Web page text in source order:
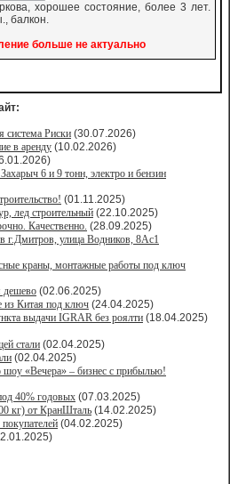
хорошее состояние, более 3 лет.
балкон.
больше не актуально
система Риски (30.07.2026)
в аренду (10.02.2026)
6 и 9 тонн, электро и бензин
(01.11.2025)
лед строительный (22.10.2025)
Качественно. (28.09.2025)
улица Водников, 8Ас1
краны, монтажные работы под ключ
дешево (02.06.2025)
из Китая под ключ (24.04.2025)
выдачи IGRAR без роялти (18.04.2025)
стали (02.04.2025)
(02.04.2025)
шоу «Вечера» – бизнес с прибылью!
40% годовых (07.03.2025)
кг) от КранШталь (14.02.2025)
(04.02.2025)